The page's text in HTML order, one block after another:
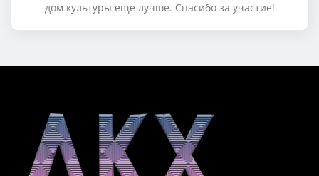
дом культуры еще лучше. Спасибо за участие!